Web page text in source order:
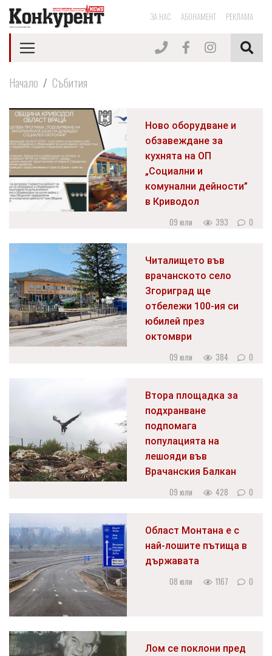
ЗА НАС АБОНАМЕНТ РЕКЛАМА
Начало Събития
Ново оборудване и
обзавеждане за
кухнята на ОП
„Социални и
комунални дейности”
в Криводол
09 юли 393 0
Читалището във
врачанското село
Згориград ще
отбележи 100-ия си
юбилей през
октомври
09 юли 384 0
Втора площадка за
подхранване
подпомага
популацията на
лешояди във
Врачанския Балкан
09 юли 428 0
Област Монтана е с
най-лошите пътища в
държавата
08 юли 1167 0
Лом се поклони пред